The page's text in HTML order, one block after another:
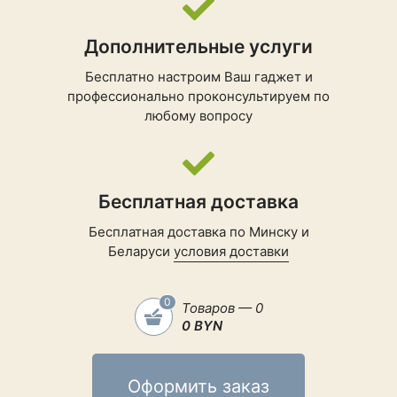
средством
✅ Автоматическая заправка водой для
мытья полов
✅ Автоматическое опустошение
помощью горячей воды температурой 80
°C
✅ Автоматическая сушка швабр горячим
✅ Аккумулятор емкостью 6400 мА·ч с
✅ Интеллектуальные возможности для
тщательной уборки
Технология обнаружения грязи OmniDirt™
✅ Дополнительная промывка швабр и
Дополнительные услуги
Бесплатно настроим Ваш гаджет и
профессионально проконсультируем по
любому вопросу
Бесплатная доставка
Бесплатная доставка по Минску и
Беларуси условия доставки
0
Товаров — 0
0 BYN
Оформить заказ